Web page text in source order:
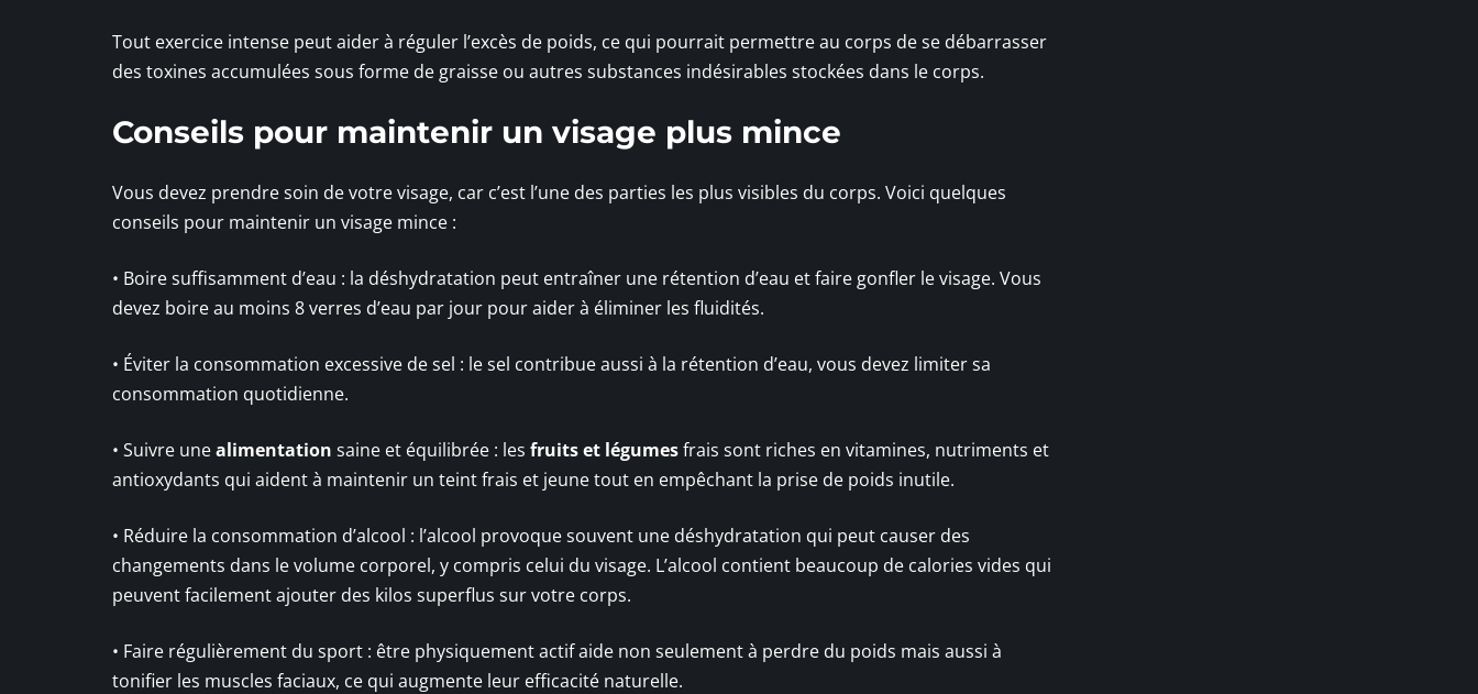
Tout exercice intense peut aider à réguler l’excès de poids, ce qui pourrait permettre au corps de se débarrasser
des toxines accumulées sous forme de graisse ou autres substances indésirables stockées dans le corps.
Conseils pour maintenir un visage plus mince
Vous devez prendre soin de votre visage, car c’est l’une des parties les plus visibles du corps. Voici quelques
conseils pour maintenir un visage mince :
• Boire suffisamment d’eau : la déshydratation peut entraîner une rétention d’eau et faire gonfler le visage. Vous
devez boire au moins 8 verres d’eau par jour pour aider à éliminer les fluidités.
• Éviter la consommation excessive de sel : le sel contribue aussi à la rétention d’eau, vous devez limiter sa
consommation quotidienne.
• Suivre unealimentation saine et équilibrée : les fruits et légumesfrais sont riches en vitamines, nutriments et
antioxydants qui aident à maintenir un teint frais et jeune tout en empêchant la prise de poids inutile.
• Réduire la consommation d’alcool : l’alcool provoque souvent une déshydratation qui peut causer des
changements dans le volume corporel, y compris celui du visage. L’alcool contient beaucoup de calories vides qui
peuvent facilement ajouter des kilos superflus sur votre corps.
• Faire régulièrement du sport : être physiquement actif aide non seulement à perdre du poids mais aussi à
tonifier les muscles faciaux, ce qui augmente leur efficacité naturelle.